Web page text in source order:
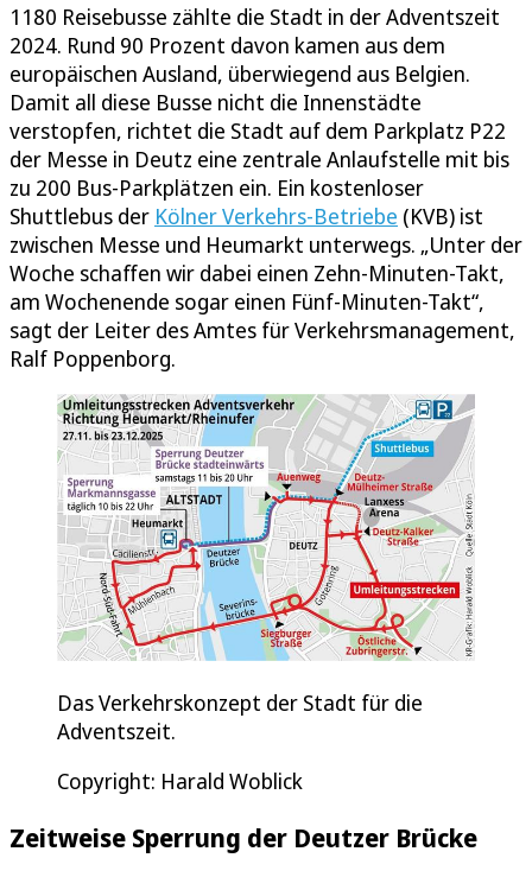
1180 Reisebusse zählte die Stadt in der Adventszeit
2024. Rund 90 Prozent davon kamen aus dem
europäischen Ausland, überwiegend aus Belgien.
Damit all diese Busse nicht die Innenstädte
verstopfen, richtet die Stadt auf dem Parkplatz P22
der Messe in Deutz eine zentrale Anlaufstelle mit bis
zu 200 Bus-Parkplätzen ein. Ein kostenloser
Shuttlebus der Kölner Verkehrs-Betriebe (KVB) ist
zwischen Messe und Heumarkt unterwegs. „Unter der
Woche schaffen wir dabei einen Zehn-Minuten-Takt,
am Wochenende sogar einen Fünf-Minuten-Takt“,
sagt der Leiter des Amtes für Verkehrsmanagement,
Ralf Poppenborg.
Das Verkehrskonzept der Stadt für die
Adventszeit.
Copyright: Harald Woblick
Zeitweise Sperrung der Deutzer Brücke